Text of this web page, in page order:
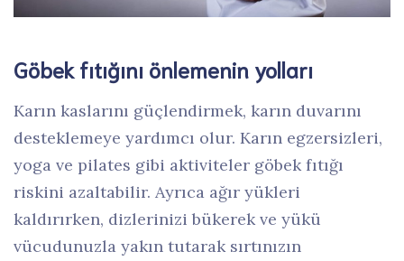
Göbek fıtığını önlemenin yolları
Karın kaslarını güçlendirmek, karın duvarını
desteklemeye yardımcı olur. Karın egzersizleri,
yoga ve pilates gibi aktiviteler göbek fıtığı
riskini azaltabilir. Ayrıca ağır yükleri
kaldırırken, dizlerinizi bükerek ve yükü
vücudunuzla yakın tutarak sırtınızın